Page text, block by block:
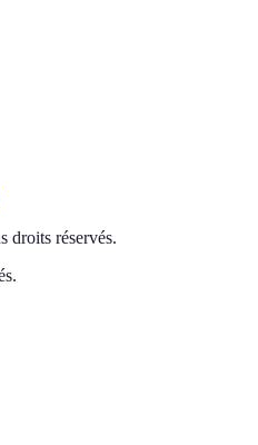
droits réservés.